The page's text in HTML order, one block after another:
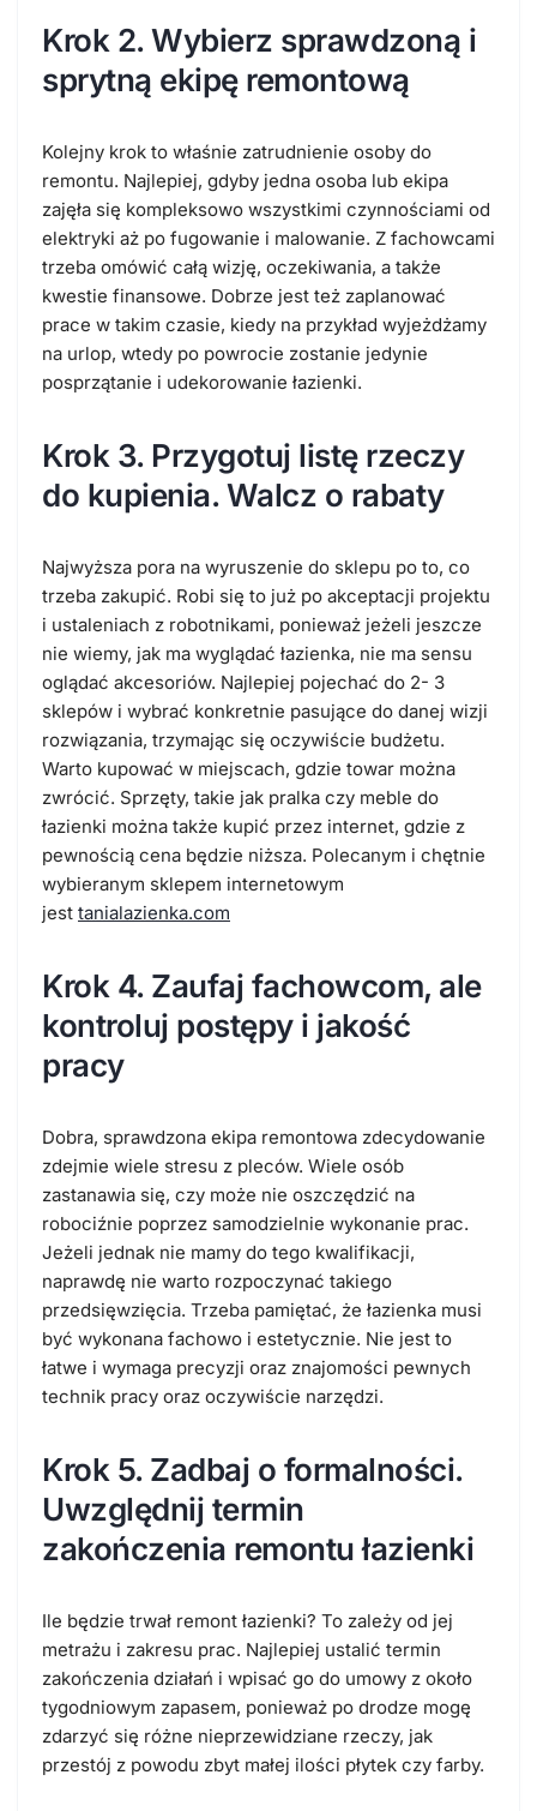
Krok 2. Wybierz sprawdzoną i
sprytną ekipę remontową
Kolejny krok to właśnie zatrudnienie osoby do
remontu. Najlepiej, gdyby jedna osoba lub ekipa
zajęła się kompleksowo wszystkimi czynnościami od
elektryki aż po fugowanie i malowanie. Z fachowcami
trzeba omówić całą wizję, oczekiwania, a także
kwestie finansowe. Dobrze jest też zaplanować
prace w takim czasie, kiedy na przykład wyjeżdżamy
na urlop, wtedy po powrocie zostanie jedynie
posprzątanie i udekorowanie łazienki.
Krok 3. Przygotuj listę rzeczy
do kupienia. Walcz o rabaty
Najwyższa pora na wyruszenie do sklepu po to, co
trzeba zakupić. Robi się to już po akceptacji projektu
i ustaleniach z robotnikami, ponieważ jeżeli jeszcze
nie wiemy, jak ma wyglądać łazienka, nie ma sensu
oglądać akcesoriów. Najlepiej pojechać do 2- 3
sklepów i wybrać konkretnie pasujące do danej wizji
rozwiązania, trzymając się oczywiście budżetu.
Warto kupować w miejscach, gdzie towar można
zwrócić. Sprzęty, takie jak pralka czy meble do
łazienki można także kupić przez internet, gdzie z
pewnością cena będzie niższa. Polecanym i chętnie
wybieranym sklepem internetowym
jest tanialazienka.com
Krok 4. Zaufaj fachowcom, ale
kontroluj postępy i jakość
pracy
Dobra, sprawdzona ekipa remontowa zdecydowanie
zdejmie wiele stresu z pleców. Wiele osób
zastanawia się, czy może nie oszczędzić na
robociźnie poprzez samodzielnie wykonanie prac.
Jeżeli jednak nie mamy do tego kwalifikacji,
naprawdę nie warto rozpoczynać takiego
przedsięwzięcia. Trzeba pamiętać, że łazienka musi
być wykonana fachowo i estetycznie. Nie jest to
łatwe i wymaga precyzji oraz znajomości pewnych
technik pracy oraz oczywiście narzędzi.
Krok 5. Zadbaj o formalności.
Uwzględnij termin
zakończenia remontu łazienki
Ile będzie trwał remont łazienki? To zależy od jej
metrażu i zakresu prac. Najlepiej ustalić termin
zakończenia działań i wpisać go do umowy z około
tygodniowym zapasem, ponieważ po drodze mogę
zdarzyć się różne nieprzewidziane rzeczy, jak
przestój z powodu zbyt małej ilości płytek czy farby.